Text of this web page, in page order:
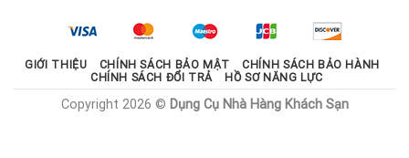
1.785.000 ₫.
GIỚI THIỆU CHÍNH SÁCH BẢO MẬT
CHÍNH SÁCH BẢO HÀNH
CHÍNH SÁCH ĐỔI TRẢ
HỒ SƠ NĂNG LỰC
Copyright 2026 © Dụng Cụ Nhà Hàng Khách Sạn